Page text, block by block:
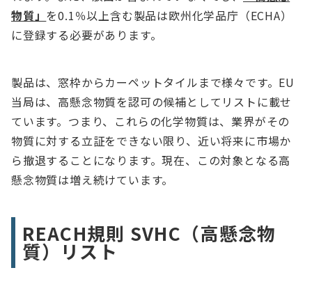
物質」 を0.1％以上含む製品は欧州化学品庁（ECHA）
に登録する必要があります。
製品は、窓枠からカーペットタイルまで様々です。EU
当局は、高懸念物質を認可の候補としてリストに載せ
ています。つまり、これらの化学物質は、業界がその
物質に対する立証をできない限り、近い将来に市場か
ら撤退することになります。現在、この対象となる高
懸念物質は増え続けています。
REACH規則 SVHC（高懸念物
質）リスト